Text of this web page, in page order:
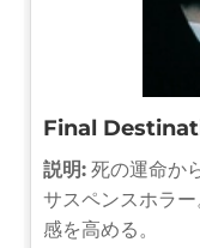
Final
説明: 死の運命か
サスペンスホラ
感を高める。